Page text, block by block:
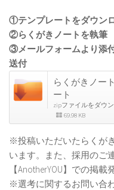
①テンプレートをダウン
②らくがきノートを執筆
③メールフォームより添
送付
らくがきノー
ート
zipファイルをダウ
69.98 KB
※投稿いただいたらくが
います。また、採用のご
【AnotherYOU】での掲載
※選考に関するお問い合